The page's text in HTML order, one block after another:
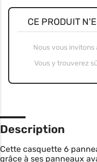
CE PRODUIT
Nous vous invitons
Vous y trouverez
Description
Cette casquette 6
grâce à ses panneaux